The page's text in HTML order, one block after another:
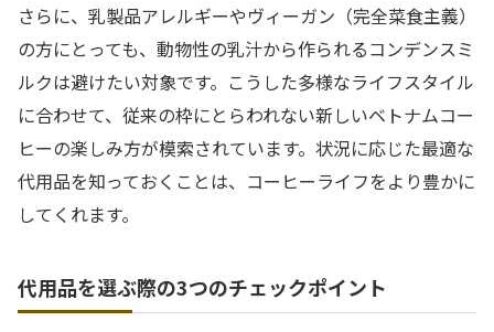
さらに、乳製品アレルギーやヴィーガン（完全菜食主義）
の方にとっても、動物性の乳汁から作られるコンデンスミ
ルクは避けたい対象です。こうした多様なライフスタイル
に合わせて、従来の枠にとらわれない新しいベトナムコー
ヒーの楽しみ方が模索されています。状況に応じた最適な
代用品を知っておくことは、コーヒーライフをより豊かに
してくれます。
代用品を選ぶ際の3つのチェックポイント